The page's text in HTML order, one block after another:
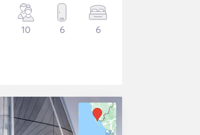
10 6 6